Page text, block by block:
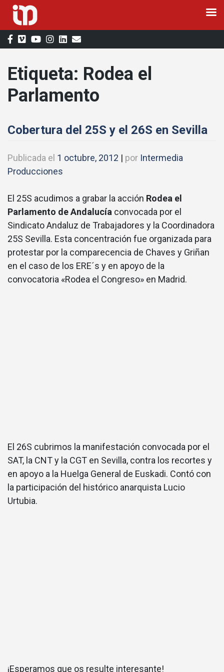
Saltar
al
Etiqueta: Rodea el
Parlamento
Cobertura del 25S y el 26S en Sevilla
Publicada el 1 octubre, 2012 | por Intermedia
Producciones
El 25S acudimos a grabar la acción Rodea el
Parlamento de Andalucía convocada por el
Sindicato Andaluz de Trabajadores y la Coordinadora
25S Sevilla. Esta concentración fue organizada para
protestar por la comparecencia de Chaves y Griñan
en el caso de los ERE´s y en apoyo de la
convocatoria «Rodea el Congreso» en Madrid.
El 26S cubrimos la manifestación convocada por el
SAT, la CNT y la CGT en Sevilla, contra los recortes y
en apoyo a la Huelga General de Euskadi. Contó con
la participación del histórico anarquista Lucio
Urtubia.
¡Esperamos que os resulte interesante!